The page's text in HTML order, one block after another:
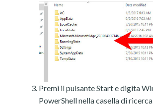
Premi il pulsante Start e digita
PowerShell nella casella di